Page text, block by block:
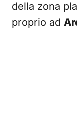
della zona
proprio ad